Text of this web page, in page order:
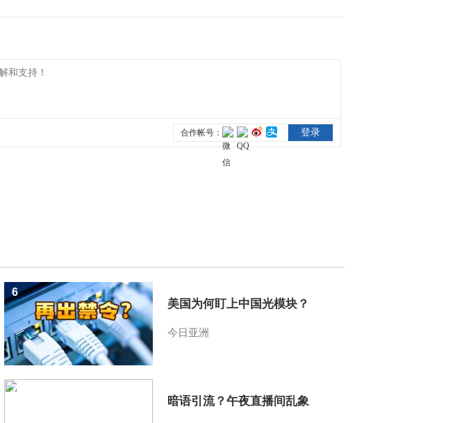
美国为何盯上中国光模块？
今日亚洲
6
暗语引流？午夜直播间乱象
7